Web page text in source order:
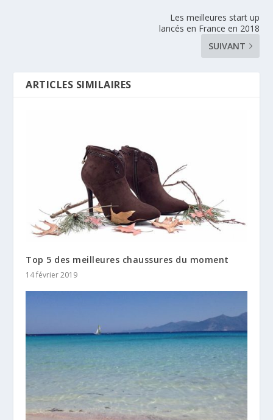
Les meilleures start up
lancés en France en 2018
SUIVANT
ARTICLES SIMILAIRES
Top 5 des meilleures chaussures du moment
14 février 2019